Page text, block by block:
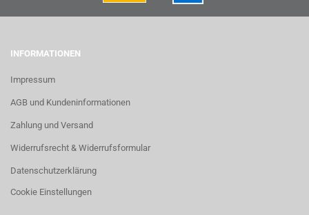
INFORMATIONEN
Impressum
AGB und Kundeninformationen
Zahlung und Versand
Widerrufsrecht & Widerrufsformular
Datenschutzerklärung
Cookie Einstellungen